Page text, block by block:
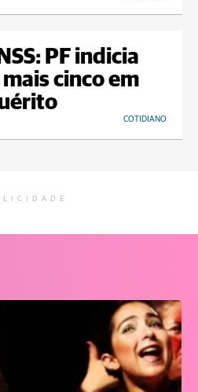
PF indicia
cinco em
COTIDIANO